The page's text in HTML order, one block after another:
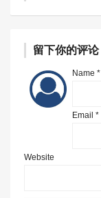
留下你的评论
Name *
Email *
Website